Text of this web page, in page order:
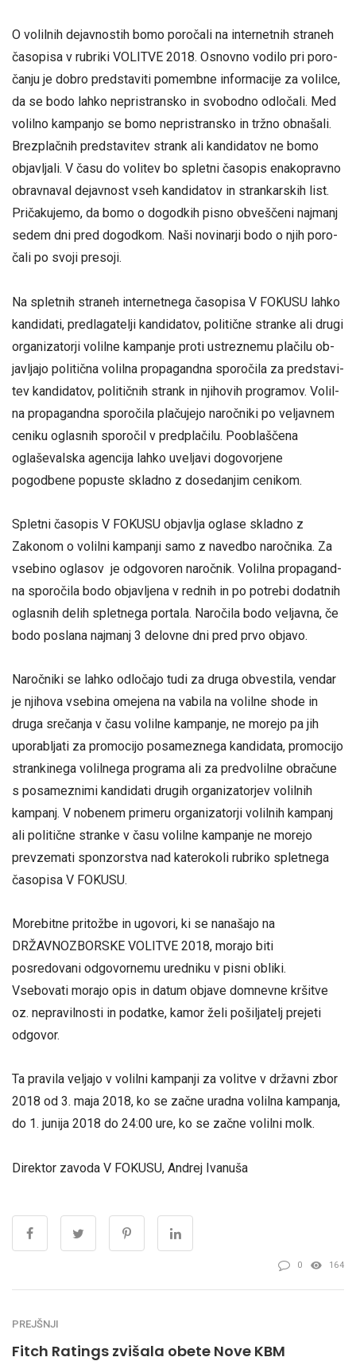
O volilnih dejavnostih bomo poročali na internetnih straneh
časopisa v rubriki VOLITVE 2018. Os­nov­no vo­di­lo pri po­ro­
ča­nju je do­bro pred­sta­vi­ti po­mem­bne in­for­ma­ci­je za volilce,
da se bodo lahko nepristransko in svobodno odločali. Med
volilno kampanjo se bomo ne­pri­stran­sko in trž­no ob­na­ša­li.
Brezplačnih predstavitev strank ali kandidatov ne bomo
objavljali. V ča­su do vo­li­tev bo spletni časopis ena­ko­prav­no
obrav­na­val de­jav­nost vseh kan­di­da­tov in strankarskih list.
Pri­ča­ku­je­mo, da bomo o do­god­kih pi­sno ob­veš­če­ni naj­manj
sedem dni pred do­god­kom. Naši no­vi­nar­ji bodo o njih po­ro­
ča­li po svo­ji pre­so­ji.
Na spletnih straneh internetnega časopisa V FOKUSU lah­ko
kan­di­da­ti, pred­la­ga­te­lji kan­di­da­tov, po­li­tič­ne stran­ke ali dru­gi
or­ga­ni­za­tor­ji vo­lil­ne kam­pa­nje pro­ti us­trez­ne­mu pla­či­lu ob­
jav­lja­jo po­li­tič­na vo­lil­na pro­pa­gand­na spo­ro­či­la za pred­sta­vi­
tev kan­di­da­tov, po­li­tič­nih strank in nji­ho­vih pro­gra­mov. Vo­lil­
na pro­pa­gand­na spo­ro­či­la pla­ču­je­jo na­roč­ni­ki po ve­ljav­nem
ce­ni­ku oglasnih spo­ro­čil v predplačilu. Pooblaščena
oglaševalska agencija lahko uveljavi dogovorjene
pogodbene popuste skladno z dosedanjim cenikom.
Spletni časopis V FOKUSU objavlja oglase skladno z
Zakonom o volilni kampanji samo z navedbo naročnika. Za
vsebino oglasov je odgovoren naročnik. Vo­lil­na pro­pa­gand­
na spo­ro­či­la bodo ob­jav­lje­na v red­nih in po po­tre­bi do­dat­nih
oglasnih delih spletnega portala. Naročila bodo veljavna, če
bodo poslana najmanj 3 delovne dni pred prvo objavo.
Naročniki se lahko odločajo tudi za druga obvestila, vendar
je njihova vsebina omejena na vabila na volilne shode in
druga srečanja v času volilne kampanje, ne morejo pa jih
uporabljati za promocijo posameznega kandidata, promocijo
strankinega volilnega programa ali za predvolilne obračune
s posameznimi kandidati drugih organizatorjev volilnih
kampanj. V nobenem primeru organizatorji volilnih kampanj
ali politične stranke v času volilne kampanje ne morejo
prevzemati sponzorstva nad katerokoli rubriko spletnega
časopisa V FOKUSU.
Morebitne pritožbe in ugovori, ki se nanašajo na
DRŽAVNOZBORSKE VOLITVE 2018, morajo biti
posredovani odgovornemu uredniku v pisni obliki.
Vsebovati morajo opis in datum objave domnevne kršitve
oz. nepravilnosti in podatke, kamor želi pošiljatelj prejeti
odgovor.
Ta pra­vi­la ve­lja­jo v vo­lil­ni kam­pa­nji za volitve v državni zbor
2018 od 3. maja 2018, ko se začne uradna volilna kampanja,
do 1. junija 2018 do 24:00 ure, ko se začne volilni molk.
Direktor zavoda V FOKUSU, Andrej Ivanuša
0 164
PREJŠNJI
Fitch Ratings zvišala obete Nove KBM